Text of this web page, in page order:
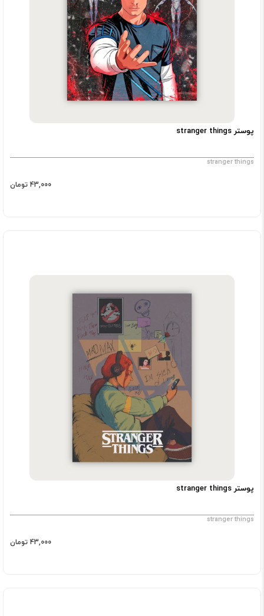
پوستر stranger things
stranger things
43,000 تومان
پوستر stranger things
stranger things
43,000 تومان